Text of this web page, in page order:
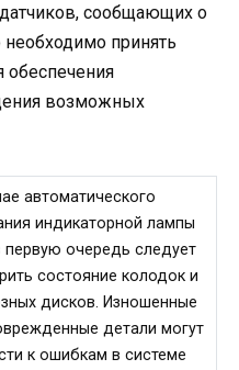
сообщающих о
принять
возможных
автоматического
индикаторной лампы
первую очередь следует
состояние колодок и
дисков. Изношенные
детали могут
к ошибкам в системе